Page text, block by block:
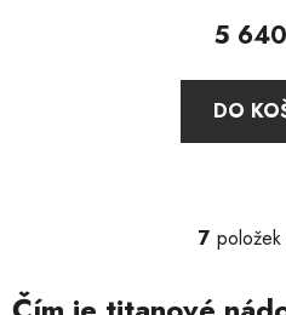
z
5
DO
l
7 položek